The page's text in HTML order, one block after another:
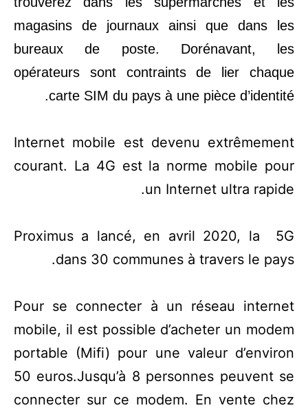
magasins de journaux ainsi que dans les
bureaux de poste. Dorénavant, les
opérateurs sont contraints de lier chaque
carte SIM du pays à une pièce d’identité.
Internet mobile est devenu extrêmement
courant. La 4G est la norme mobile pour
un Internet ultra rapide.
Proximus a lancé, en avril 2020, la 5G
dans 30 communes à travers le pays.
Pour se connecter à un réseau internet
mobile, il est possible d’acheter un modem
portable (Mifi) pour une valeur d’environ
50 euros.Jusqu’à 8 personnes peuvent se
connecter sur ce modem. En vente chez